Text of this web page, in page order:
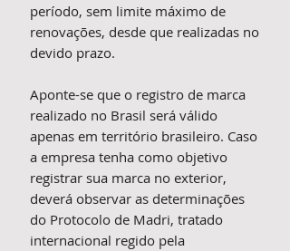
período, sem limite máximo de
renovações, desde que realizadas no
devido prazo.
Aponte-se que o registro de marca
realizado no Brasil será válido
apenas em território brasileiro. Caso
a empresa tenha como objetivo
registrar sua marca no exterior,
deverá observar as determinações
do Protocolo de Madri, tratado
internacional regido pela